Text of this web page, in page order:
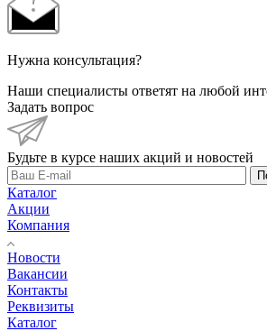
Нужна консультация?
Наши специалисты ответят на любой
Задать вопрос
Будьте в курсе наших акций и новостей
Каталог
Акции
Компания
Новости
Вакансии
Контакты
Реквизиты
Каталог